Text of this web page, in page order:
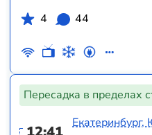
4
44
Пересадка в пределах